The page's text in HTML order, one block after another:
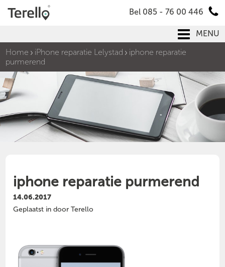
Bel 085 - 76 00 446
MENU
Home
iPhone reparatie Lelystad
iphone reparatie
purmerend
iphone reparatie purmerend
14.06.2017
Geplaatst in door Terello